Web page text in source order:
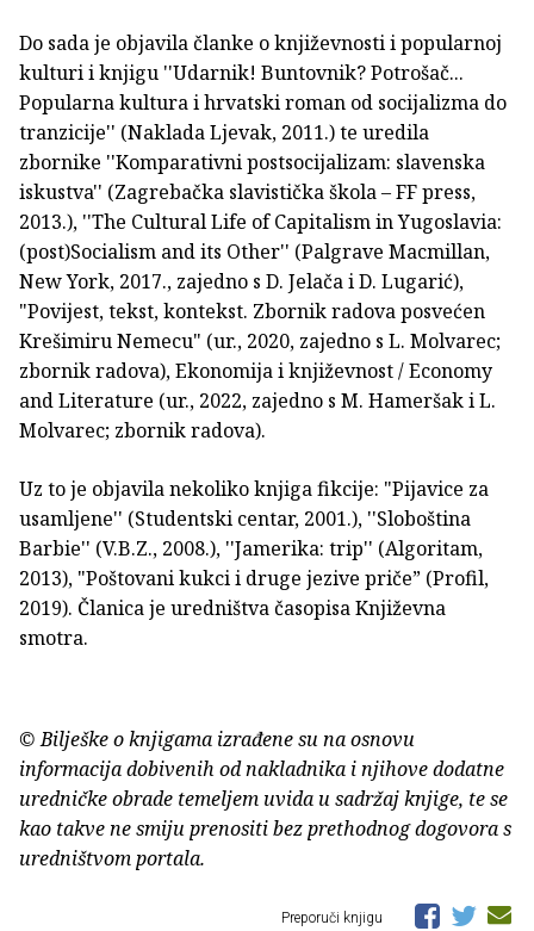
Do sada je objavila članke o književnosti i popularnoj
kulturi i knjigu ''Udarnik! Buntovnik? Potrošač...
Popularna kultura i hrvatski roman od socijalizma do
tranzicije'' (Naklada Ljevak, 2011.) te uredila
zbornike ''Komparativni postsocijalizam: slavenska
iskustva'' (Zagrebačka slavistička škola – FF press,
2013.), ''The Cultural Life of Capitalism in Yugoslavia:
(post)Socialism and its Other'' (Palgrave Macmillan,
New York, 2017., zajedno s D. Jelača i D. Lugarić),
"Povijest, tekst, kontekst. Zbornik radova posvećen
Krešimiru Nemecu" (ur., 2020, zajedno s L. Molvarec;
zbornik radova), Ekonomija i književnost / Economy
and Literature (ur., 2022, zajedno s M. Hameršak i L.
Molvarec; zbornik radova).
Uz to je objavila nekoliko knjiga fikcije: "Pijavice za
usamljene'' (Studentski centar, 2001.), ''Sloboština
Barbie'' (V.B.Z., 2008.), ''Jamerika: trip'' (Algoritam,
2013), "Poštovani kukci i druge jezive priče” (Profil,
2019). Članica je uredništva časopisa Književna
smotra.
© Bilješke o knjigama izrađene su na osnovu
informacija dobivenih od nakladnika i njihove dodatne
uredničke obrade temeljem uvida u sadržaj knjige, te se
kao takve ne smiju prenositi bez prethodnog dogovora s
uredništvom portala.
Preporuči knjigu